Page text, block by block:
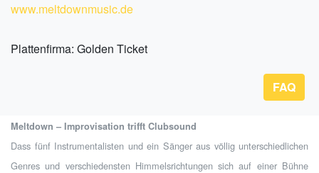
www.meltdownmusic.de
Plattenfirma: Golden Ticket
FAQ
Meltdown – Improvisation trifft Clubsound
Dass fünf Instrumentalisten und ein Sänger aus völlig unterschiedlichen
Genres und verschiedensten Himmelsrichtungen sich auf einer Bühne